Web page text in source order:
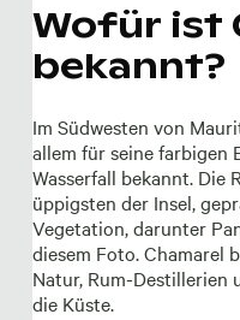
Wofür ist
bekannt?
Im Südwesten von
allem für seine farbigen
Wasserfall bekannt. Die
üppigsten der Insel,
Vegetation, darunter
diesem Foto. Chamarel
Natur, Rum-Destillerien
die Küste.